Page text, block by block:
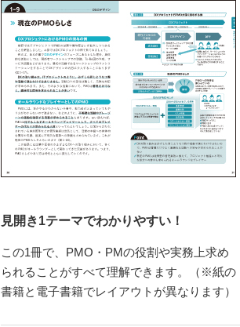
見開き1テーマでわかりやすい！
この1冊で、PMO・PMの役割や実務上求め
られることがすべて理解できます。（※紙の
書籍と電子書籍でレイアウトが異なります）